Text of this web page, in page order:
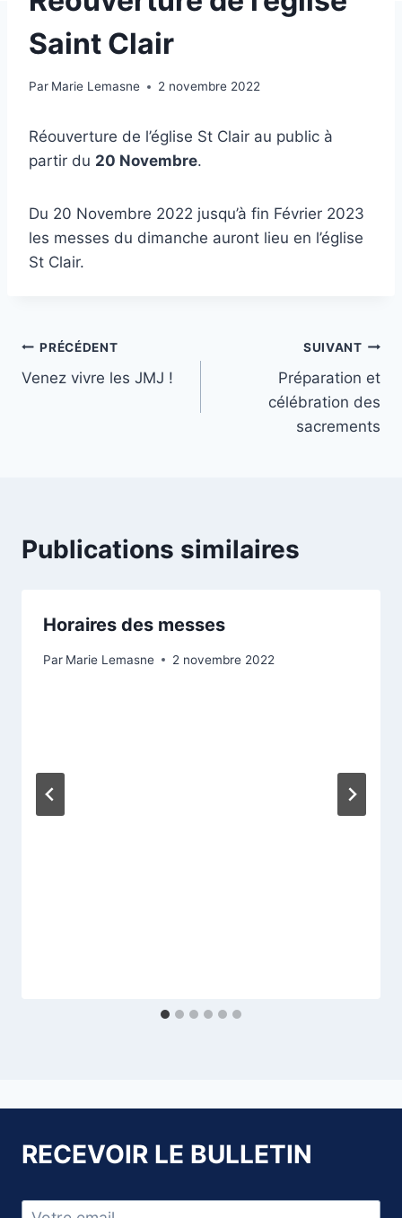
Saint Clair
Par Marie Lemasne 2 novembre 2022
Réouverture de l’église St Clair au public à
partir du 20 Novembre.
Du 20 Novembre 2022 jusqu’à fin Février 2023
les messes du dimanche auront lieu en l’église
St Clair.
Navigation
de
PRÉCÉDENT
Venez vivre les JMJ !
SUIVANT
Préparation et
célébration des
sacrements
Publications similaires
Horaires des messes
Par Marie Lemasne 2 novembre 2022
RECEVOIR LE BULLETIN